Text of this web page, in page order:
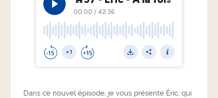
Dans ce nouvel épisode, je vous présente Éric, qui